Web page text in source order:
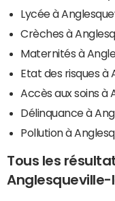
Lycée à
Crèches à
Maternités à
Etat des risques à
Accès aux soins
Délinquance à
Pollution à
Tous les